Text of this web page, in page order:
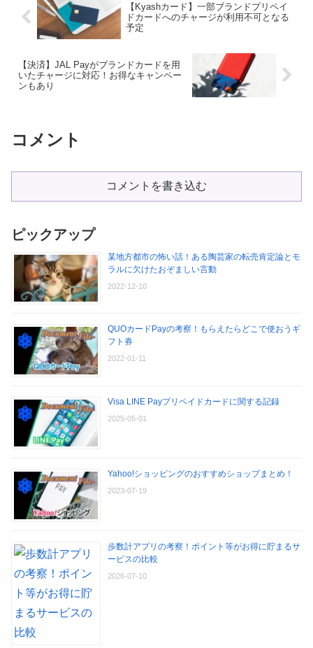
【Kyashカード】一部ブランドプリペイ
ドカードへのチャージが利用不可となる
予定
【決済】JAL Payがブランドカードを用
いたチャージに対応！お得なキャンペー
ンもあり
コメント
コメントを書き込む
ピックアップ
某地方都市の怖い話！ある陶芸家の転売肯定論とモ
ラルに欠けたおぞましい言動
2022-12-10
QUOカードPayの考察！もらえたらどこで使おうギ
フト券
2022-01-11
Visa LINE Payプリペイドカードに関する記録
2025-05-01
Yahoo!ショッピングのおすすめショップまとめ！
2023-07-19
歩数計アプリの考察！ポイント等がお得に貯まるサ
ービスの比較
2026-07-10